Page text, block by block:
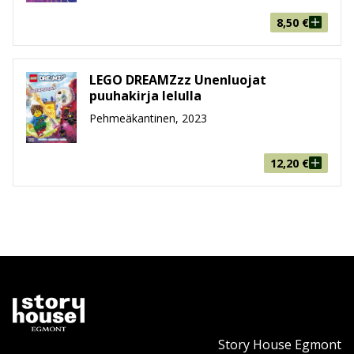
8,50 €
LEGO DREAMZzz Unenluojat
puuhakirja lelulla
Pehmeäkantinen, 2023
12,20 €
Story House Egmont